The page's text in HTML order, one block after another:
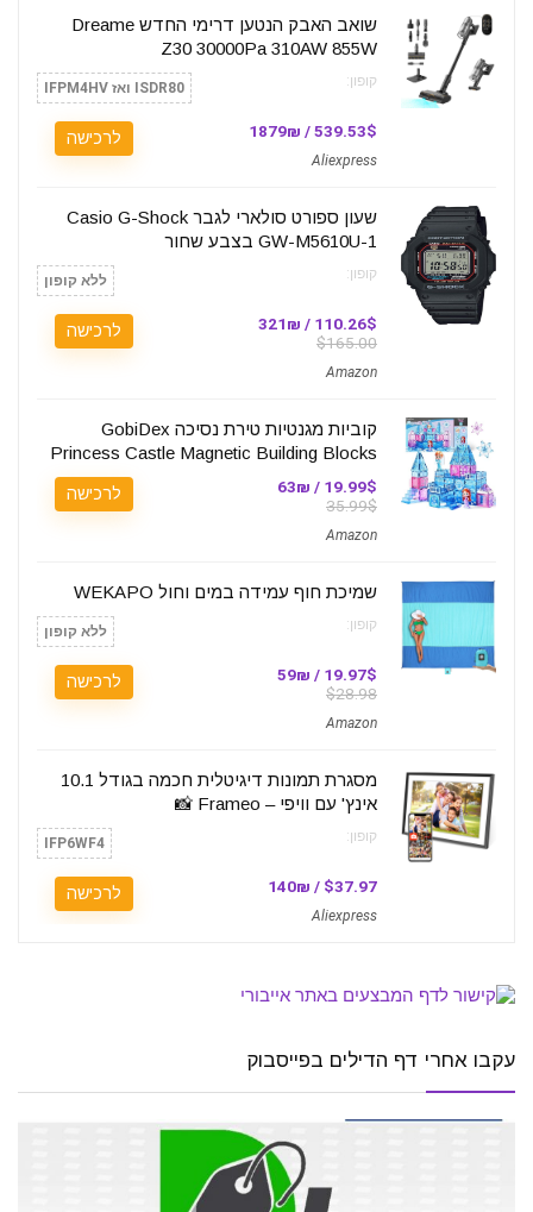
שואב האבק הנטען דרימי החדש Dreame
Z30 30000Pa 310AW 855W
קופון: ISDR80 ואז IFPM4HV
539.53$ / 1879₪
Aliexpress
לרכישה
שעון ספורט סולארי לגבר Casio G-Shock
GW-M5610U-1 בצבע שחור
קופון: ללא קופון
110.26$ / 321₪
$165.00
Amazon
לרכישה
קוביות מגנטיות טירת נסיכה GobiDex
Princess Castle Magnetic Building Blocks
19.99$ / 63₪
35.99$
Amazon
לרכישה
שמיכת חוף עמידה במים וחול WEKAPO
קופון: ללא קופון
19.97$ / 59₪
$28.98
Amazon
לרכישה
מסגרת תמונות דיגיטלית חכמה בגודל 10.1
אינץ' עם וויפי – Frameo 📸
קופון: IFP6WF4
$37.97 / 140₪
Aliexpress
לרכישה
עקבו אחרי דף הדילים בפייסבוק